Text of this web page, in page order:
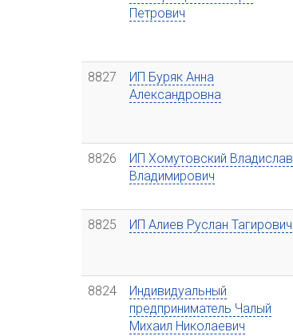
Петрович
8827
ИП Буряк Анна
Александровна
8826
ИП Хомутовский Владислав
Владимирович
8825 ИП Алиев Руслан Тагирович
8824
Индивидуальный
предприниматель Чалый
Михаил Николаевич